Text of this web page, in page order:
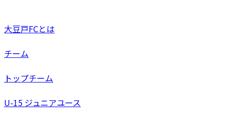
大豆戸FCとは
チーム
トップチーム
U-15 ジュニアユース